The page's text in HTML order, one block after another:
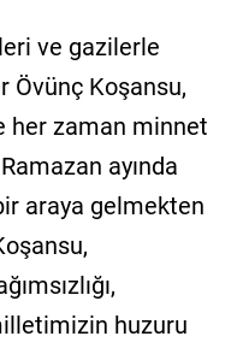
ve gazilerle
Övünç Koşansu,
her zaman minnet
ayında
araya gelmekten
huzuru